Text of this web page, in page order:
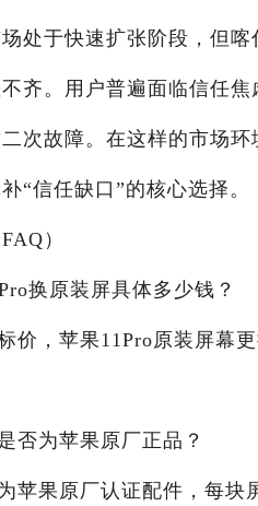
处于快速扩张阶段，但
齐。用户普遍面临信任
次故障。在这样的市场
“信任缺口”的核心选择。
）
换原装屏具体多少钱？
价，苹果11Pro原装屏幕
否为苹果原厂正品？
苹果原厂认证配件，每块